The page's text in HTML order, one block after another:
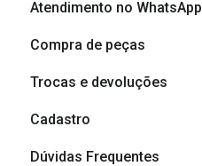
Dúvidas sobre produtos
Atendimento no WhatsApp
Compra de peças
Trocas e devoluções
Cadastro
Cadastro
Dúvidas Frequentes